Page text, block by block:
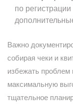
по
Важно
собирая чеки и
избежать проблем
максимальную
тщательное